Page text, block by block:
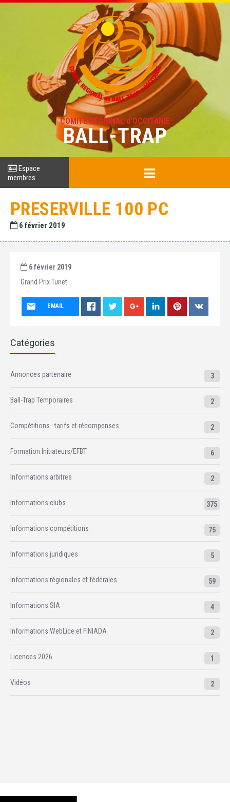
COMITÉ RÉGIONAL d'OCCITANIE
BALL-TRAP
Espace
membres
PRESERVILLE 100 PC
6 février 2019
6 février 2019
Grand Prix Tunet
EMAIL
Catégories
Annonces partenaire 3
Ball-Trap Temporaires 2
Compétitions : tarifs et récompenses 2
Formation Initiateurs/EFBT 6
Informations arbitres 2
Informations clubs 375
Informations compétitions 75
Informations juridiques 5
Informations régionales et fédérales 59
Informations SIA 4
Informations WebLice et FINIADA 2
Licences 2026 1
Vidéos 2